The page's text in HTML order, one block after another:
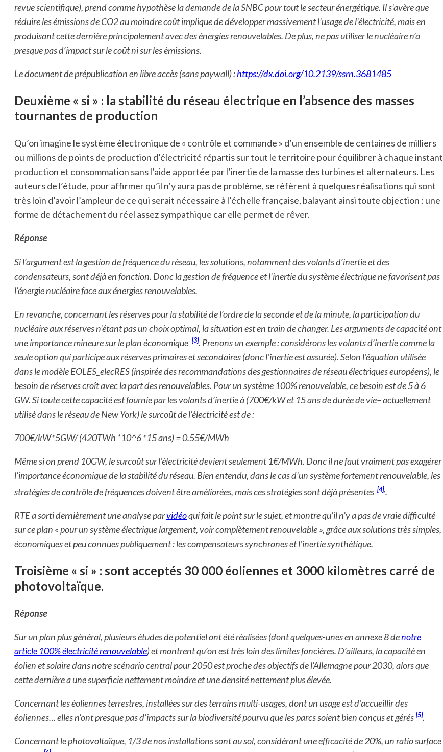
revue scientifique), prend comme hypothèse la demande de la SNBC pour tout le secteur énergétique. Il s’avère que
réduire les émissions de CO2 au moindre coût implique de développer massivement l’usage de l’électricité, mais en
produisant cette dernière principalement avec des énergies renouvelables. De plus, ne pas utiliser le nucléaire n’a
presque pas d’impact sur le coût ni sur les émissions.
Le document de prépublication en libre accès (sans paywall) :https://dx.doi.org/10.2139/ssrn.3681485
Deuxième « si » : la stabilité du réseau électrique en l’absence des masses
tournantes de production
Qu’on imagine le système électronique de « contrôle et commande » d’un ensemble de centaines de milliers
ou millions de points de production d’électricité répartis sur tout le territoire pour équilibrer à chaque instant
production et consommation sans l’aide apportée par l’inertie de la masse des turbines et alternateurs. Les
auteurs de l’étude, pour affirmer qu’il n’y aura pas de problème, se réfèrent à quelques réalisations qui sont
très loin d’avoir l’ampleur de ce qui serait nécessaire à l’échelle française, balayant ainsi toute objection : une
forme de détachement du réel assez sympathique car elle permet de rêver.
Réponse
Si l’argument est la gestion de fréquence du réseau, les solutions, notamment des volants d’inertie et des
condensateurs, sont déjà en fonction. Donc la gestion de fréquence et l’inertie du système électrique ne favorisent pas
l’énergie nucléaire face aux énergies renouvelables.
En revanche, concernant les réserves pour la stabilité de l’ordre de la seconde et de la minute, la participation du
nucléaire aux réserves n’étant pas un choix optimal, la situation est en train de changer. Les arguments de capacité ont
une importance mineure sur le plan économique [3]. Prenons un exemple : considérons les volants d’inertie comme la
seule option qui participe aux réserves primaires et secondaires (donc l’inertie est assurée). Selon l’équation utilisée
dans le modèle EOLES_elecRES (inspirée des recommandations des gestionnaires de réseau électriques européens), le
besoin de réserves croît avec la part des renouvelables. Pour un système 100% renouvelable, ce besoin est de 5 à 6
GW. Si toute cette capacité est fournie par les volants d’inertie à (700€/kW et 15 ans de durée de vie– actuellement
utilisé dans le réseau de New York) le surcoût de l’électricité est de :
700€/kW*5GW/ (420TWh *10^6 *15 ans) = 0.55€/MWh
Même si on prend 10GW, le surcoût sur l’électricité devient seulement 1€/MWh. Donc il ne faut vraiment pas exagérer
l’importance économique de la stabilité du réseau. Bien entendu, dans le cas d’un système fortement renouvelable, les
stratégies de contrôle de fréquences doivent être améliorées, mais ces stratégies sont déjà présentes [4],.
RTE a sorti dernièrement une analyse parvidéoqui fait le point sur le sujet, et montre qu’il n’y a pas de vraie difficulté
sur ce plan « pour un système électrique largement, voir complètement renouvelable », grâce aux solutions très simples,
économiques et peu connues publiquement : les compensateurs synchrones et l’inertie synthétique.
Troisième « si » : sont acceptés 30 000 éoliennes et 3000 kilomètres carré de
photovoltaïque.
Réponse
Sur un plan plus général, plusieurs études de potentiel ont été réalisées (dont quelques-unes en annexe 8 denotre
article 100% électricité renouvelable) et montrent qu’on est très loin des limites foncières. D’ailleurs, la capacité en
éolien et solaire dans notre scénario central pour 2050 est proche des objectifs de l’Allemagne pour 2030, alors que
cette dernière a une superficie nettement moindre et une densité nettement plus élevée.
Concernant les éoliennes terrestres, installées sur des terrains multi-usages, dont un usage est d’accueillir des
éoliennes… elles n’ont presque pas d’impacts sur la biodiversité pourvu que les parcs soient bien conçus et gérés [5].
Concernant le photovoltaïque, 1/3 de nos installations sont au sol, considérant une efficacité de 20%, un ratio surface